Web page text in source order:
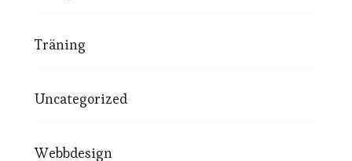
Träning
Uncategorized
Webbdesign